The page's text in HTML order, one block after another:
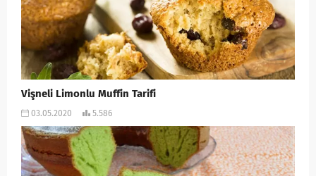
Vişneli Limonlu Muffin Tarifi
03.05.2020 5.586